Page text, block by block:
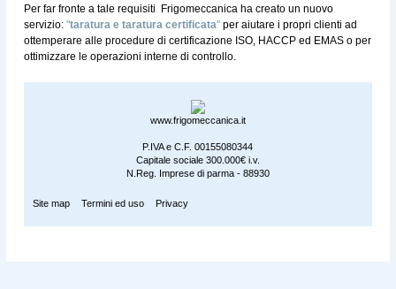
Per far fronte a tale requisiti Frigomeccanica ha creato un nuovo
servizio: "taratura e taratura certificata"per aiutare i propri clienti ad
ottemperare alle procedure di certificazione ISO, HACCP ed EMAS o per
ottimizzare le operazioni interne di controllo.
www.frigomeccanica.it
P.IVA e C.F. 00155080344
Capitale sociale 300.000€ i.v.
N.Reg. Imprese di parma - 88930
Site map Termini ed uso Privacy